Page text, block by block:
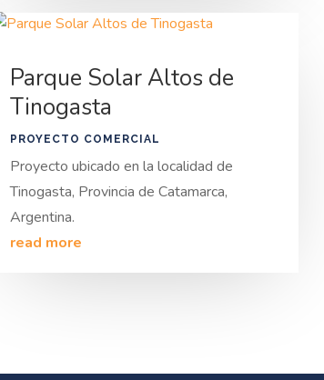
Parque Solar Altos de
Tinogasta
PROYECTO COMERCIAL
Proyecto ubicado en la localidad de
Tinogasta, Provincia de Catamarca,
Argentina.
read more